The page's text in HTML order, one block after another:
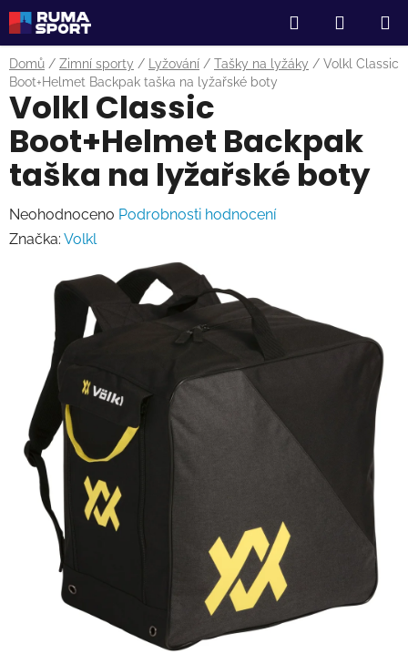
Přejít
na
obsah
Hledat
KOŠÍK
Domů / Zimní sporty / Lyžování / Tašky na lyžáky / Volkl Classic
Boot+Helmet Backpak taška na lyžařské boty
Volkl Classic
Boot+Helmet Backpak
taška na lyžařské boty
Průměrné
hodnocení
hvězdiček.
Neohodnoceno Podrobnosti hodnocení
Značka: Volkl